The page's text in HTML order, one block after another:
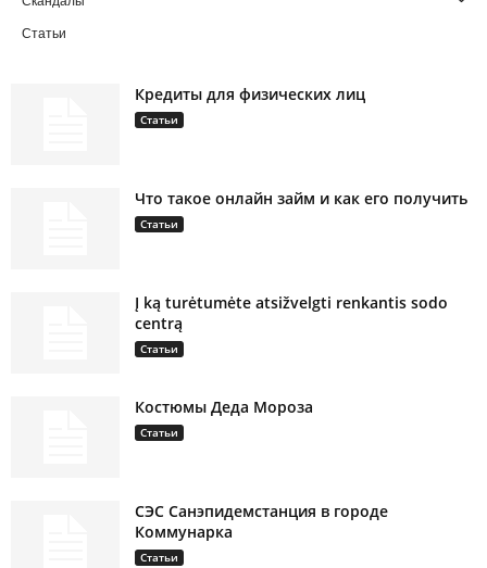
Статьи
Кредиты для физических лиц
Статьи
Что такое онлайн займ и как его получить
Статьи
Į ką turėtumėte atsižvelgti renkantis sodo
centrą
Статьи
Костюмы Деда Мороза
Статьи
СЭС Санэпидемстанция в городе
Коммунарка
Статьи